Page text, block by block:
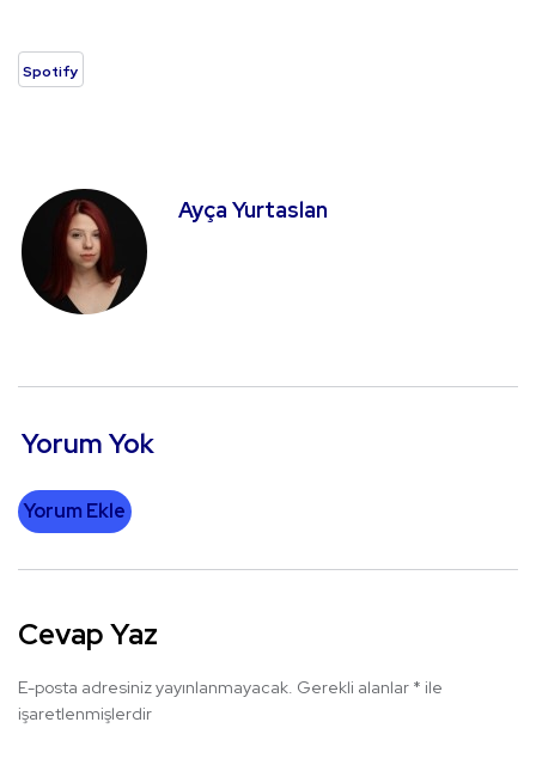
Spotify
Ayça Yurtaslan
Yorum Yok
Yorum Ekle
Cevap Yaz
E-posta adresiniz yayınlanmayacak. Gerekli alanlar * ile
işaretlenmişlerdir